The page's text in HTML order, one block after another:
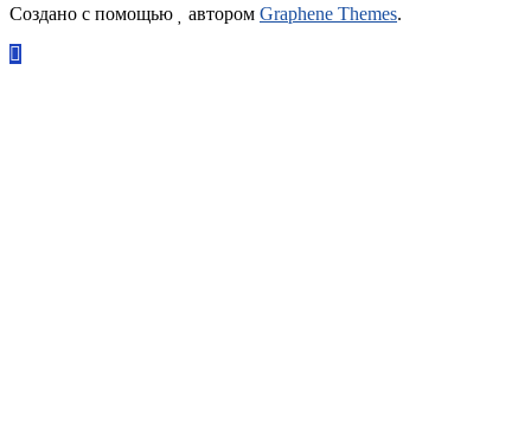
Создано с помощью автором Graphene Themes.